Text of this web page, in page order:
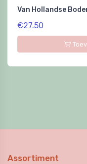
Van Hollandse
€27.50
Assortiment